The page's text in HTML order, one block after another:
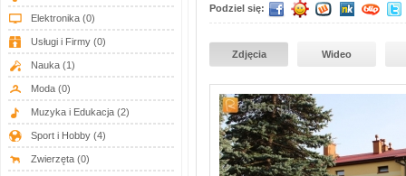
Elektronika (0)
Usługi i Firmy (0)
Nauka (1)
Moda (0)
Muzyka i Edukacja (2)
Sport i Hobby (4)
Zwierzęta (0)
Podziel się:
Zdjęcia Wideo